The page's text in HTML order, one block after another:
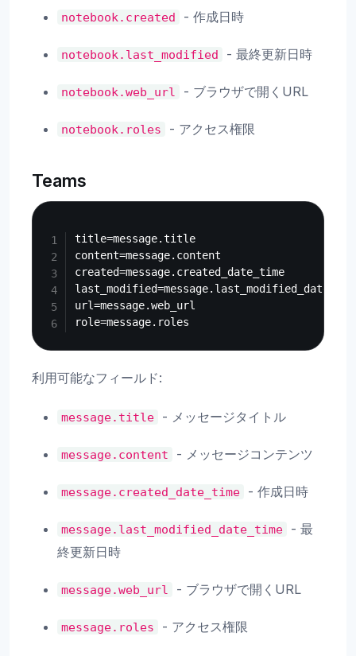
notebook.created - 作成日時
notebook.last_modified - 最終更新日時
notebook.web_url - ブラウザで開くURL
notebook.roles - アクセス権限
Teams
title=message.title
content=message.content
created=message.created_date_time
url=message.web_url
利用可能なフィールド:
message.title - メッセージタイトル
message.content - メッセージコンテンツ
message.created_date_time - 作成日時
message.last_modified_date_time
- 最
終更新日時
message.web_url - ブラウザで開くURL
message.roles - アクセス権限